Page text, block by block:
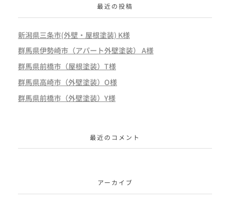
最近の投稿
新潟県三条市(外壁・屋根塗装) K様
群馬県伊勢崎市（アパート外壁塗装） A様
群馬県前橋市（屋根塗装）T様
群馬県高崎市（外壁塗装）O様
群馬県前橋市（外壁塗装）Y様
最近のコメント
アーカイブ